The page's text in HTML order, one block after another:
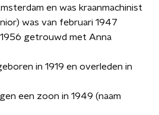
en was kraanmachinist
was van februari 1947
getrouwd met Anna
in 1919 en overleden in
een zoon in 1949 (naam